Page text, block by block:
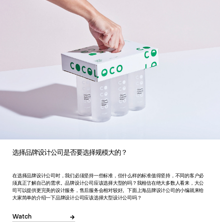
选择品牌设计公司是否要选择规模大的？
在选择品牌设计公司时，我们必须坚持一些标准，但什么样的标准值得坚持，不同的客户必
须真正了解自己的需求。品牌设计公司应该选择大型的吗？我相信在绝大多数人看来，大公
司可以提供更完美的设计服务，售后服务会相对较好。下面上海品牌设计公司的小编就来给
大家简单的介绍一下品牌设计公司应该选择大型设计公司吗？
Watch